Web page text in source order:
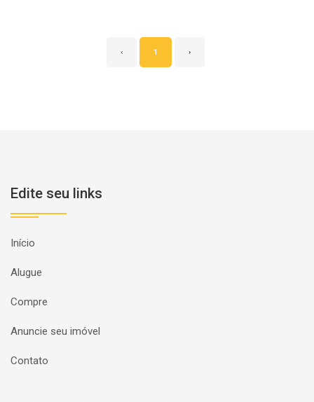
‹ 1 ›
Edite seu links
Início
Alugue
Compre
Anuncie seu imóvel
Contato